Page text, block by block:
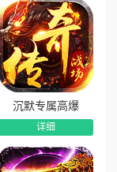
沉默专属高爆
详细